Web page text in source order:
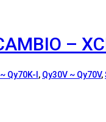
–
Qy70K-I , Qy30V ~ Qy70V,